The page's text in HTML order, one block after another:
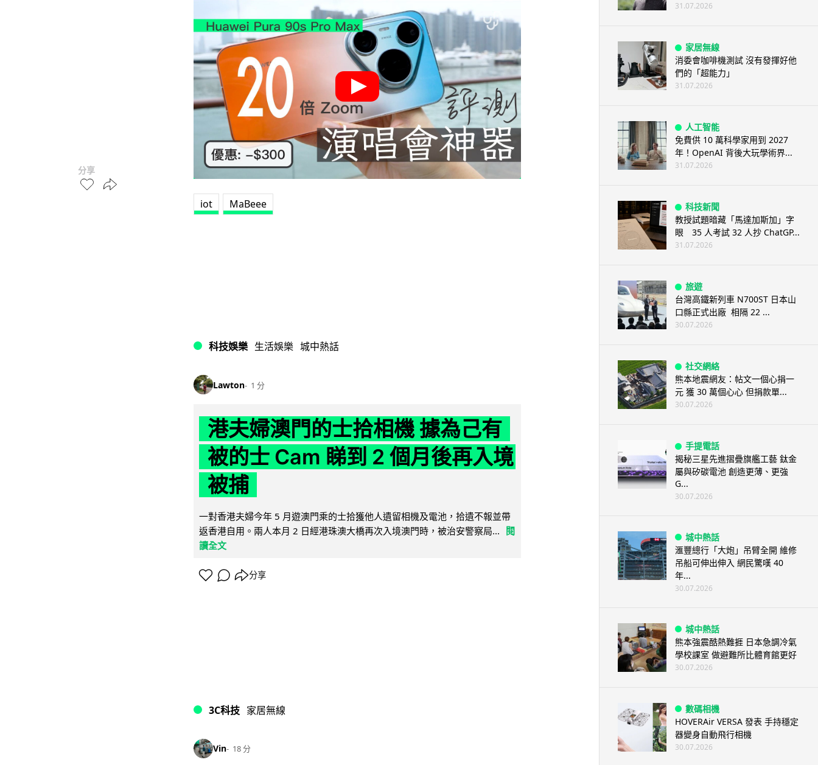
分享
iot MaBeee
科技娛樂 生活娛樂 城中熱話
Lawton 1 分
港夫婦澳門的士拾相機 據為己有
被的士 Cam 睇到 2 個月後再入境
被捕
一對香港夫婦今年 5 月遊澳門乘的士拾獲他人遺留相機及電池，拾遺不報並帶
返香港自用。兩人本月 2 日經港珠澳大橋再次入境澳門時，被治安警察局...
閱
讀全文
分享
3C科技 家居無線
Vin 18 分
31.07.2026
家居無線
消委會咖啡機測試 沒有發揮好他
們的「超能力」
31.07.2026
人工智能
免費供 10 萬科學家用到 2027
年！OpenAI 背後大玩學術界...
31.07.2026
科技新聞
教授試題暗藏「馬達加斯加」字
眼 35 人考試 32 人抄 ChatGP...
31.07.2026
旅遊
台灣高鐵新列車 N700ST 日本山
口縣正式出廠 相隔 22 ...
30.07.2026
社交網絡
熊本地震網友：帖文一個心捐一
元 獲 30 萬個心心 但捐款單...
30.07.2026
手提電話
揭秘三星先進摺疊旗艦工藝 鈦金
屬與矽碳電池 創造更薄、更強
G...
30.07.2026
城中熱話
滙豐總行「大炮」吊臂全開 維修
吊船可伸出伸入 網民驚嘆 40
年...
30.07.2026
城中熱話
熊本強震酷熱難捱 日本急調冷氣
學校課室 做避難所比體育館更好
30.07.2026
數碼相機
HOVERAir VERSA 發表 手持穩定
器變身自動飛行相機
30.07.2026